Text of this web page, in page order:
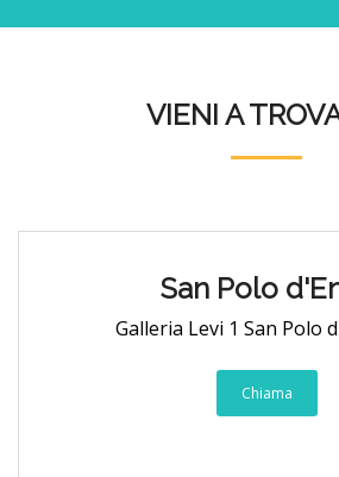
VIENI A
San Polo
Galleria Levi 1 San Polo
Chiama